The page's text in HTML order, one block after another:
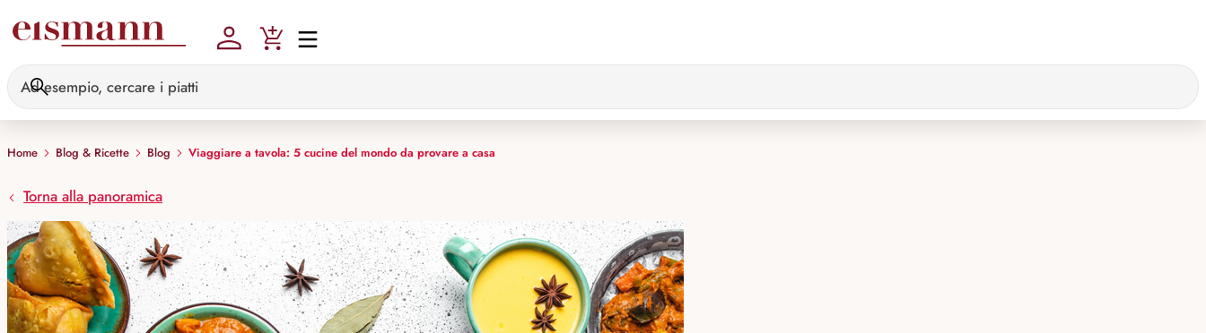
Home Blog & Ricette Blog Viaggiare a tavola: 5 cucine del mondo da provare a casa
Torna alla panoramica